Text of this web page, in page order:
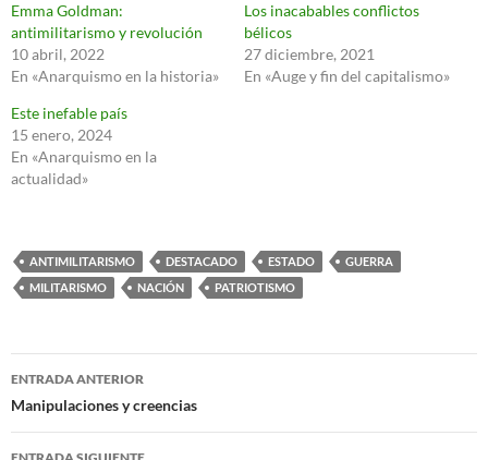
Emma Goldman:
antimilitarismo y revolución
10 abril, 2022
En «Anarquismo en la historia»
Los inacabables conflictos
bélicos
27 diciembre, 2021
En «Auge y fin del capitalismo»
Este inefable país
15 enero, 2024
En «Anarquismo en la
actualidad»
ANTIMILITARISMO DESTACADO ESTADO
GUERRA
MILITARISMO
NACIÓN PATRIOTISMO
Navegación
de
entradas
ENTRADA ANTERIOR
Manipulaciones y creencias